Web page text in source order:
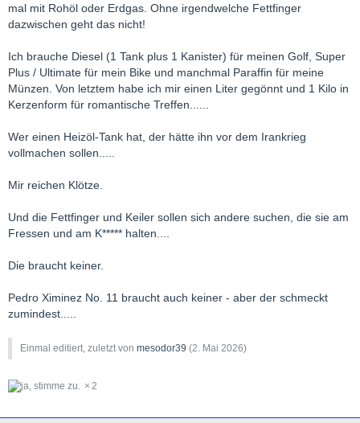
mal mit Rohöl oder Erdgas. Ohne irgendwelche Fettfinger
dazwischen geht das nicht!
Ich brauche Diesel (1 Tank plus 1 Kanister) für meinen Golf, Super
Plus / Ultimate für mein Bike und manchmal Paraffin für meine
Münzen. Von letztem habe ich mir einen Liter gegönnt und 1 Kilo in
Kerzenform für romantische Treffen......
Wer einen Heizöl-Tank hat, der hätte ihn vor dem Irankrieg
vollmachen sollen.....
Mir reichen Klötze.
Und die Fettfinger und Keiler sollen sich andere suchen, die sie am
Fressen und am K***** halten....
Die braucht keiner.
Pedro Ximinez No. 11 braucht auch keiner - aber der schmeckt
zumindest.....
Einmal editiert, zuletzt von mesodor39 (2. Mai 2026)
2